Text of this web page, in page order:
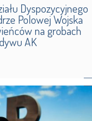
Dyspozycyjnego
Polowej Wojska
na grobach
AK